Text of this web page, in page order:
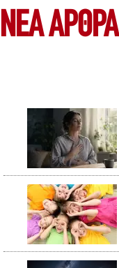
ΝΕΑ ΆΡΘΡΑ